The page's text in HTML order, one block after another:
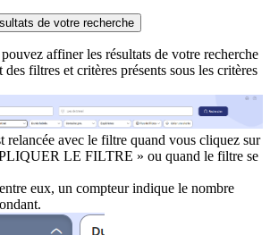
de votre recherche
affiner les résultats de votre recherche
des filtres et critères présents sous les critères
relancée avec le filtre quand vous cliquez sur
LE FILTRE » ou quand le filtre se
eux, un compteur indique le nombre